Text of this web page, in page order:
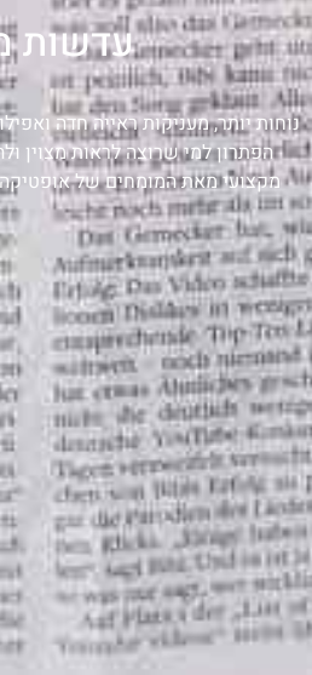
עדשות
נוחות יותר, מעניקות ראייה חדה
הפתרון למי שרוצה לראות מצוין
מקצועי מאת המומחים של